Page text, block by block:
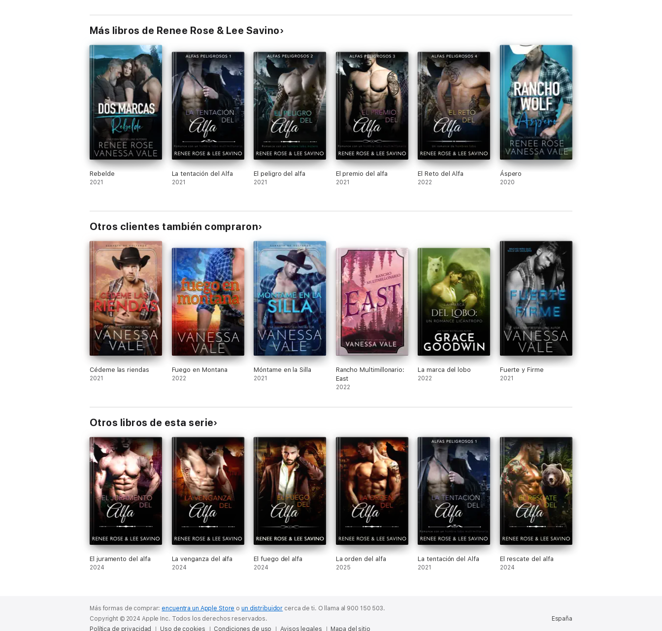
Más libros de Renee Rose & Lee Savino
Rebelde
2021
La tentación del Alfa
2021
El peligro del alfa
2021
El premio del alfa
2021
El Reto del Alfa
2022
Áspero
2020
Otros clientes también compraron
Cédeme las riendas
2021
Fuego en Montana
2022
Móntame en la Silla
2021
Rancho Multimillonario:
East
2022
La marca del lobo
2022
Fuerte y Firme
2021
Otros libros de esta serie
El juramento del alfa
2024
La venganza del alfa
2024
El fuego del alfa
2024
La orden del alfa
2025
La tentación del Alfa
2021
El rescate del alfa
2024
Más formas de comprar: encuentra un Apple Store oun distribuidor cerca de ti. O llama al 900 150 503.
España
Copyright © 2024 Apple Inc. Todos los derechos reservados.
Política de privacidad
Uso de cookies Condiciones de uso Avisos legales Mapa del sitio